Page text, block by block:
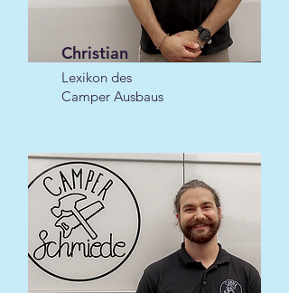
Christian
Lexikon des
Camper Ausbaus